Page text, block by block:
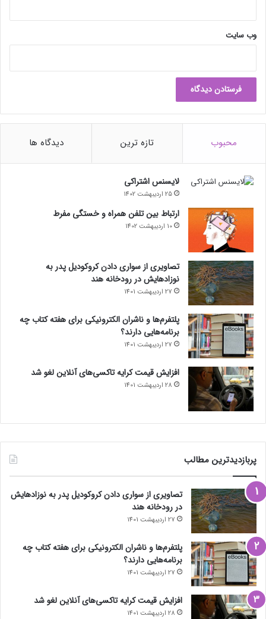
وب‌ سایت
محبوب تازه ترین دیدگاه ها
لایسنس اشتراکی
25 اردیبهشت 1402
ارتباط بین تلفن همراه و خستگی مفرط
10 اردیبهشت 1402
تصاویری از سواری دادن کروکودیل پدر به
نوزادهایش در رودخانه هند
27 اردیبهشت 1401
پلتفرم‌ها و ناشران الکترونیکی برای هفته کتاب چه
برنامه‌هایی دارند؟
27 اردیبهشت 1401
افزایش قیمت کرایه تاکسی‌های آنلاین لغو شد
28 اردیبهشت 1401
پربازدیدترین مطالب
تصاویری از سواری دادن کروکودیل پدر به نوزادهایش
در رودخانه هند
27 اردیبهشت 1401
پلتفرم‌ها و ناشران الکترونیکی برای هفته کتاب چه
برنامه‌هایی دارند؟
27 اردیبهشت 1401
افزایش قیمت کرایه تاکسی‌های آنلاین لغو شد
28 اردیبهشت 1401